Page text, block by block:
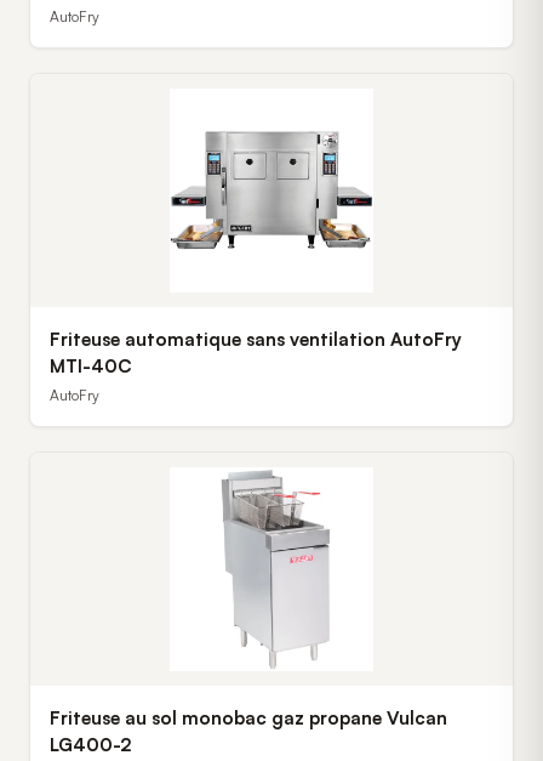
AutoFry
Friteuse automatique sans ventilation AutoFry
MTI-40C
AutoFry
Friteuse au sol monobac gaz propane Vulcan
LG400-2